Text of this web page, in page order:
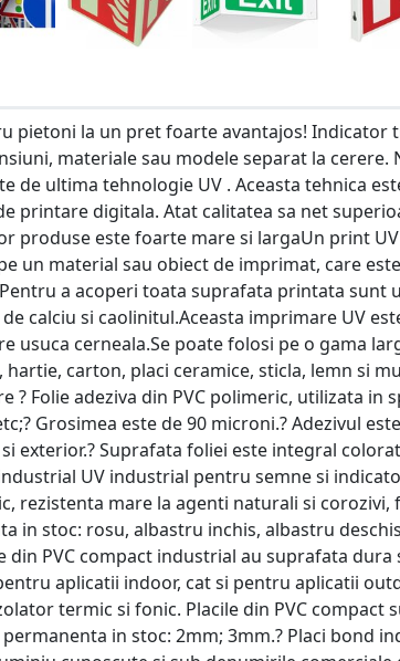
pietoni la un pret foarte avantajos! Indicator
materiale sau modele separat la cerere.
de ultima tehnologie UV . Aceasta tehnica
printare digitala. Atat calitatea sa net
produse este foarte mare si largaUn print
un material sau obiect de imprimat, care
a acoperi toata suprafata printata sunt
calciu si caolinitul.Aceasta imprimare UV
usuca cerneala.Se poate folosi pe o gama
carton, placi ceramice, sticla, lemn si
Folie adeziva din PVC polimeric, utilizata in
Grosimea este de 90 microni.? Adezivul
exterior.? Suprafata foliei este integral
UV industrial pentru semne si
rezistenta mare la agenti naturali si corozivi,
in stoc: rosu, albastru inchis, albastru
din PVC compact industrial au suprafata dura
aplicatii indoor, cat si pentru aplicatii
termic si fonic. Placile din PVC compact
in stoc: 2mm; 3mm.? Placi bond